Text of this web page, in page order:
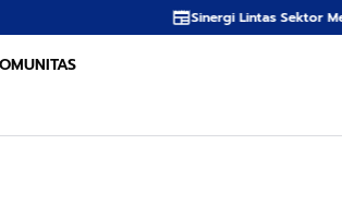
Sinergi Lintas Sektor Menjadi Kunci Utama